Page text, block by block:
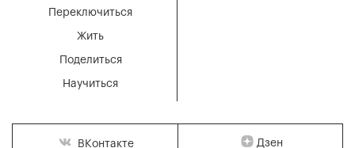
Переключиться
Жить
Поделиться
Научиться
ВКонтакте Дзен